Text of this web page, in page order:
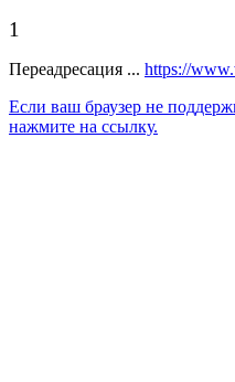
1
Переадресация ... https://
Если ваш браузер не
нажмите на ссылку.